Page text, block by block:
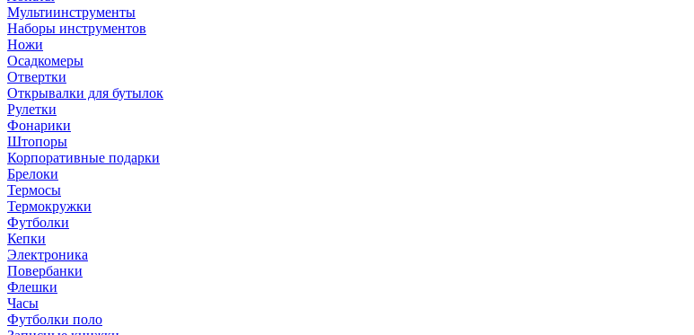
Мультиинструменты
Наборы инструментов
Ножи
Осадкомеры
Отвертки
Открывалки для бутылок
Рулетки
Фонарики
Штопоры
Корпоративные подарки
Брелоки
Термосы
Термокружки
Футболки
Кепки
Электроника
Повербанки
Флешки
Часы
Футболки поло